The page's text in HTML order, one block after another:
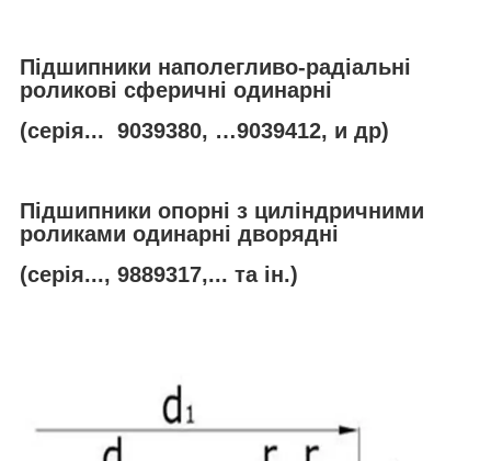
Підшипники наполегливо-радіальні
роликові сферичні одинарні
(серія... 9039380, …9039412, и др)
Підшипники опорні з циліндричними
роликами одинарні дворядні
(серія..., 9889317,... та ін.)